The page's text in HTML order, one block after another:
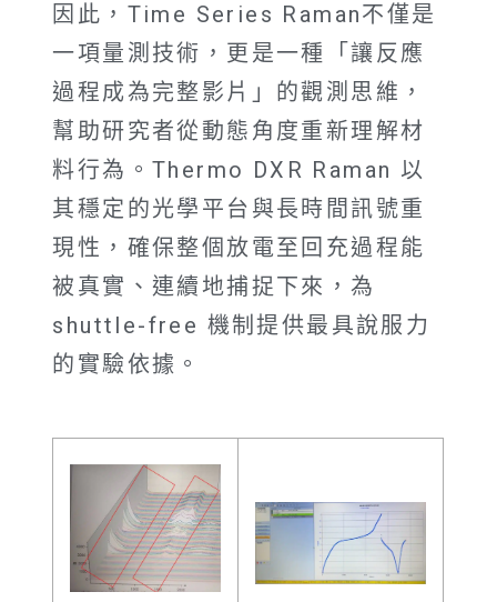
因此，Time Series Raman不僅是
一項量測技術，更是一種「讓反應
過程成為完整影片」的觀測思維，
幫助研究者從動態角度重新理解材
料行為。Thermo DXR Raman 以
其穩定的光學平台與長時間訊號重
現性，確保整個放電至回充過程能
被真實、連續地捕捉下來，為
shuttle-free 機制提供最具說服力
的實驗依據。